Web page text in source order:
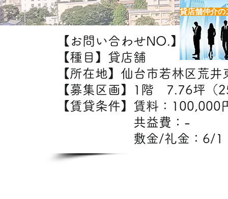
【お問い合わせNO.】H7635
【種目】貸店舗
【所在地】仙台市若林区荒井
【募集区画】1階 7.76坪（
【賃貸条件】賃料：
共益費
敷金/礼金：6/1
貸店舗仲介の